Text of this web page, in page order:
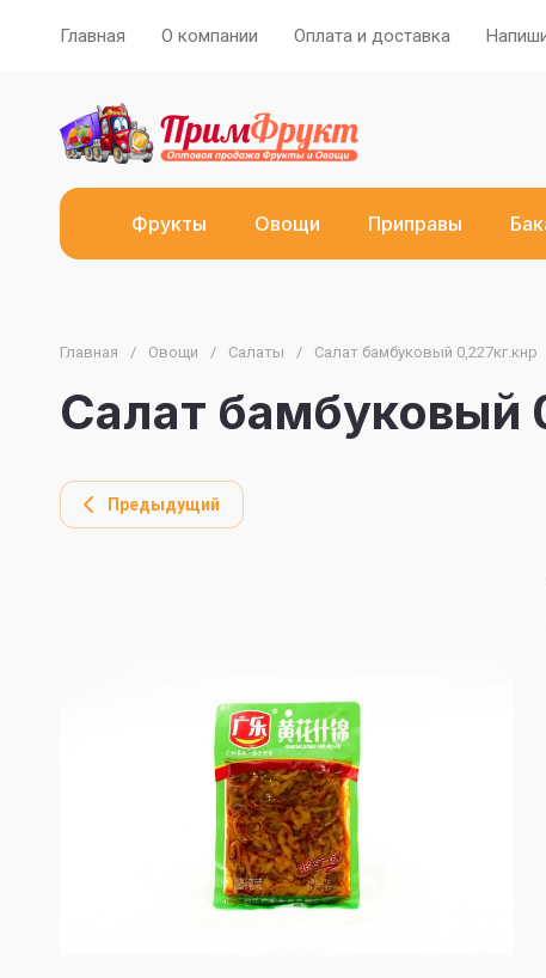
Главная О компании Оплата и доставка
Фрукты Овощи Приправы
Главная / Овощи / Салаты / Салат бамбуковый 0,227кг.кнр
Салат бамбуковый
Предыдущий